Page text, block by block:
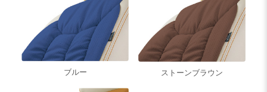
ブルー ストーンブラウン